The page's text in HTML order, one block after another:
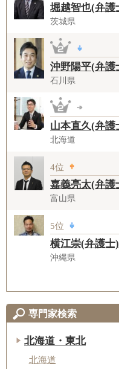
堀越智也(弁護
茨城県
沖野陽平(弁護
石川県
山本直久(弁護
北海道
4位
嘉義亮太(弁護
富山県
5位
横江崇(弁護士)
沖縄県
専門家検索
北海道・東北
北海道